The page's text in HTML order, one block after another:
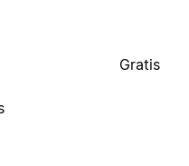
Gratis